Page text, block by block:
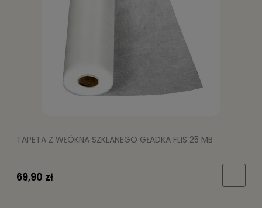
TAPETA Z WŁÓKNA SZKLANEGO GŁADKA FLIS 25 MB
69,90 zł